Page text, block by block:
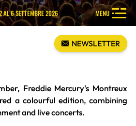
AL 6 SETTEMBRE 2026 MENU
NEWSLETTER
Freddie Mercury's Montreux
a colourful edition, combining
and live concerts.